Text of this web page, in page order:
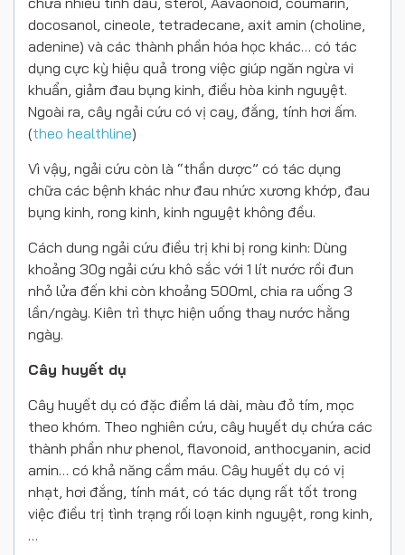
docosanol, cineole, tetradecane, axit amin (choline,
adenine) và các thành phần hóa học khác… có tác
dụng cực kỳ hiệu quả trong việc giúp ngăn ngừa vi
khuẩn, giảm đau bụng kinh, điều hòa kinh nguyệt.
Ngoài ra, cây ngải cứu có vị cay, đắng, tính hơi ấm.
(theo healthline)
Vì vậy, ngải cứu còn là “thần dược” có tác dụng
chữa các bệnh khác như đau nhức xương khớp, đau
bụng kinh, rong kinh, kinh nguyệt không đều.
Cách dung ngải cứu điều trị khi bị rong kinh: Dùng
khoảng 30g ngải cứu khô sắc với 1 lít nước rồi đun
nhỏ lửa đến khi còn khoảng 500ml, chia ra uống 3
lần/ngày. Kiên trì thực hiện uống thay nước hằng
ngày.
Cây huyết dụ
Cây huyết dụ có đặc điểm lá dài, màu đỏ tím, mọc
theo khóm. Theo nghiên cứu, cây huyết dụ chứa các
thành phần như phenol, flavonoid, anthocyanin, acid
amin… có khả năng cầm máu. Cây huyết dụ có vị
nhạt, hơi đắng, tính mát, có tác dụng rất tốt trong
việc điều trị tình trạng rối loạn kinh nguyệt, rong kinh,
…